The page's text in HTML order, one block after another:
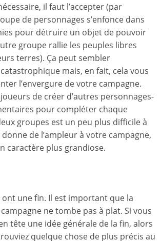
il faut l’accepter (par
de personnages s’enfonce dans
pour détruire un objet de pouvoir
groupe rallie les peuples libres
terres). Ça peut sembler
mais, en fait, cela vous
l’envergure de votre campagne.
de créer d’autres personnages-
pour compléter chaque
groupes est un peu plus difficile à
de l’ampleur à votre campagne,
caractère plus grandiose.
ont une fin. Il est important que la
ne tombe pas à plat. Si vous
tête une idée générale de la fin, alors
quelque chose de plus précis au